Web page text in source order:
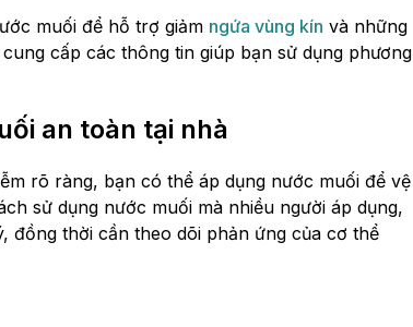
muối để hỗ trợ giảm ngứa vùng kín và những
cấp các thông tin giúp bạn sử dụng phương
an toàn tại nhà
rõ ràng, bạn có thể áp dụng nước muối để vệ
sử dụng nước muối mà nhiều người áp dụng,
đồng thời cần theo dõi phản ứng của cơ thể